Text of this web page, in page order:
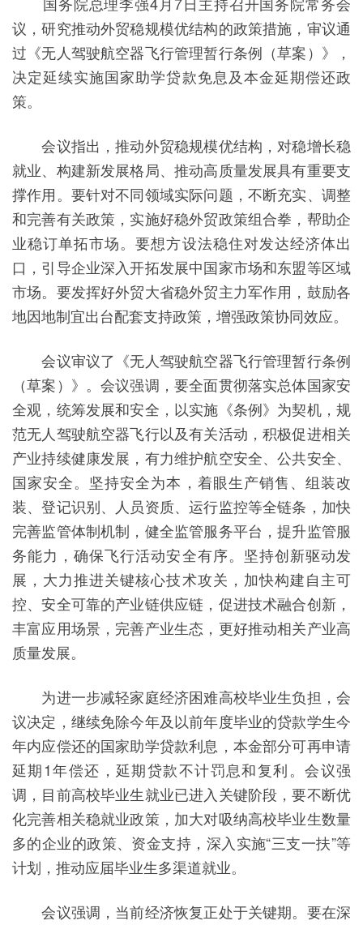
议，研究推动外贸稳规模优结构的政策措施，审议通
过《无人驾驶航空器飞行管理暂行条例（草案）》，
决定延续实施国家助学贷款免息及本金延期偿还政
策。
会议指出，推动外贸稳规模优结构，对稳增长稳
就业、构建新发展格局、推动高质量发展具有重要支
撑作用。要针对不同领域实际问题，不断充实、调整
和完善有关政策，实施好稳外贸政策组合拳，帮助企
业稳订单拓市场。要想方设法稳住对发达经济体出
口，引导企业深入开拓发展中国家市场和东盟等区域
市场。要发挥好外贸大省稳外贸主力军作用，鼓励各
地因地制宜出台配套支持政策，增强政策协同效应。
会议审议了《无人驾驶航空器飞行管理暂行条例
（草案）》。会议强调，要全面贯彻落实总体国家安
全观，统筹发展和安全，以实施《条例》为契机，规
范无人驾驶航空器飞行以及有关活动，积极促进相关
产业持续健康发展，有力维护航空安全、公共安全、
国家安全。坚持安全为本，着眼生产销售、组装改
装、登记识别、人员资质、运行监控等全链条，加快
完善监管体制机制，健全监管服务平台，提升监管服
务能力，确保飞行活动安全有序。坚持创新驱动发
展，大力推进关键核心技术攻关，加快构建自主可
控、安全可靠的产业链供应链，促进技术融合创新，
丰富应用场景，完善产业生态，更好推动相关产业高
质量发展。
为进一步减轻家庭经济困难高校毕业生负担，会
议决定，继续免除今年及以前年度毕业的贷款学生今
年内应偿还的国家助学贷款利息，本金部分可再申请
延期1年偿还，延期贷款不计罚息和复利。会议强
调，目前高校毕业生就业已进入关键阶段，要不断优
化完善相关稳就业政策，加大对吸纳高校毕业生数量
多的企业的政策、资金支持，深入实施“三支一扶”等
计划，推动应届毕业生多渠道就业。
会议强调，当前经济恢复正处于关键期。要在深